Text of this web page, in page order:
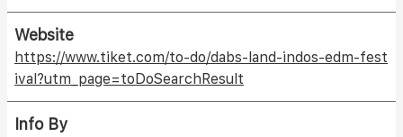
Website
https://www.tiket.com/to-do/dabs-land-indos-edm-fest
ival?utm_page=toDoSearchResult
Info By